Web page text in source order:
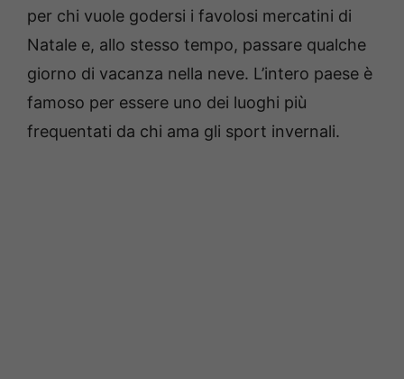
per chi vuole godersi i favolosi mercatini di
Natale e, allo stesso tempo, passare qualche
giorno di vacanza nella neve. L’intero paese è
famoso per essere uno dei luoghi più
frequentati da chi ama gli sport invernali.